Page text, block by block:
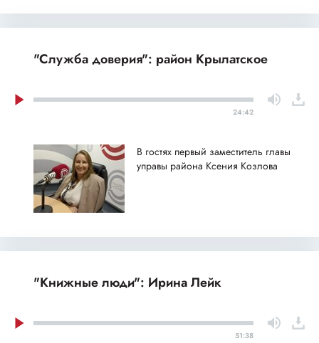
"Служба доверия": район Крылатское
24:42
В гостях первый заместитель главы
управы района Ксения Козлова
"Книжные люди": Ирина Лейк
51:38